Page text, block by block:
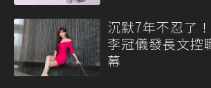
沉默7年不忍了
李冠儀發長文控
幕